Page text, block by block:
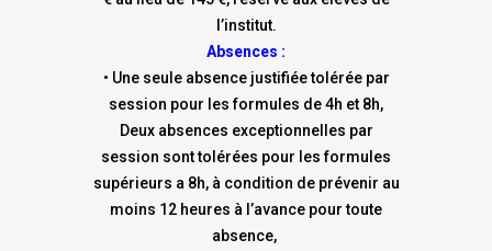
l’institut.
Absences :
• Une seule absence justifiée tolérée par
session pour les formules de 4h et 8h,
Deux absences exceptionnelles par
session sont tolérées pour les formules
supérieurs a 8h, à condition de prévenir au
moins 12 heures à l’avance pour toute
absence,